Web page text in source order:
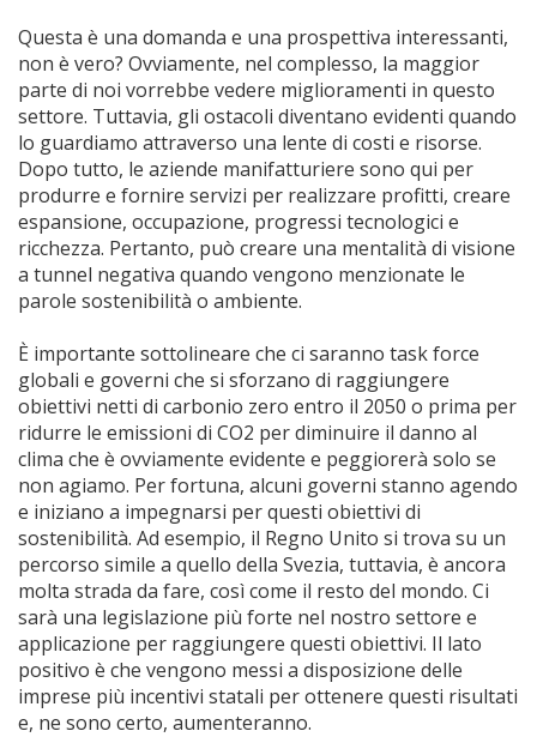
Questa è una domanda e una prospettiva interessanti,
non è vero? Ovviamente, nel complesso, la maggior
parte di noi vorrebbe vedere miglioramenti in questo
settore. Tuttavia, gli ostacoli diventano evidenti quando
lo guardiamo attraverso una lente di costi e risorse.
Dopo tutto, le aziende manifatturiere sono qui per
produrre e fornire servizi per realizzare profitti, creare
espansione, occupazione, progressi tecnologici e
ricchezza. Pertanto, può creare una mentalità di visione
a tunnel negativa quando vengono menzionate le
parole sostenibilità o ambiente.
È importante sottolineare che ci saranno task force
globali e governi che si sforzano di raggiungere
obiettivi netti di carbonio zero entro il 2050 o prima per
ridurre le emissioni di CO2 per diminuire il danno al
clima che è ovviamente evidente e peggiorerà solo se
non agiamo. Per fortuna, alcuni governi stanno agendo
e iniziano a impegnarsi per questi obiettivi di
sostenibilità. Ad esempio, il Regno Unito si trova su un
percorso simile a quello della Svezia, tuttavia, è ancora
molta strada da fare, così come il resto del mondo. Ci
sarà una legislazione più forte nel nostro settore e
applicazione per raggiungere questi obiettivi. Il lato
positivo è che vengono messi a disposizione delle
imprese più incentivi statali per ottenere questi risultati
e, ne sono certo, aumenteranno.